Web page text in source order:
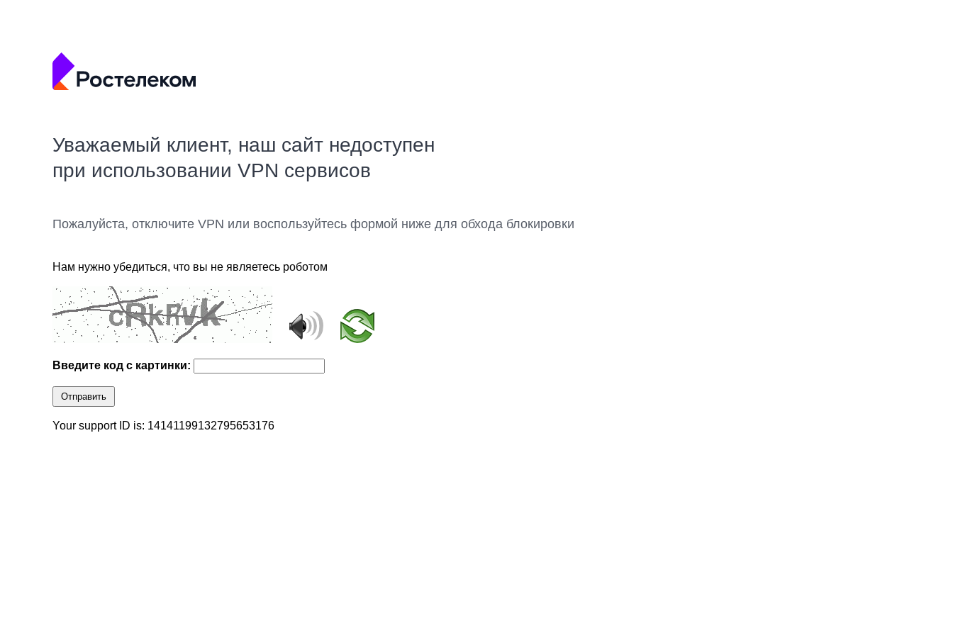
Уважаемый клиент, наш сайт недоступен
при использовании VPN сервисов
Пожалуйста, отключите VPN или воспользуйтесь формой ниже для обхода блокировки
Нам нужно убедиться, что вы не являетесь роботом
Введите код с картинки:
Отправить
Your support ID is: 14141199132795653176